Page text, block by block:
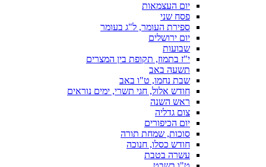
יום העצמאות
פסח שני
ספירת העומר, ל"ג בעומר
יום ירושלים
שבועות
י"ז בתמוז, תקופת בין המצרים
תשעה באב
שבת נחמו, ט"ו באב
חודש אלול, חגי תשרי, ימים נוראים
ראש השנה
צום גדליה
יום הכיפורים
סוכות, שמחת תורה
חודש כסלו, חנוכה
עשרה בטבת